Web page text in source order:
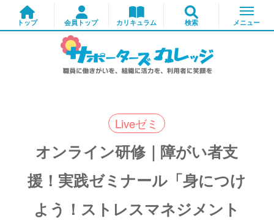
Liveゼミ
オンライン研修｜障がい者支
援！実践ゼミナール「身につけ
よう！ストレスマネジメント